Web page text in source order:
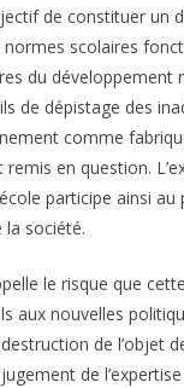
de constituer un
normes scolaires
du développement
de dépistage des
comme
remis en question.
participe ainsi au
la société.
le risque que
aux nouvelles
de l’objet
de l’expertise